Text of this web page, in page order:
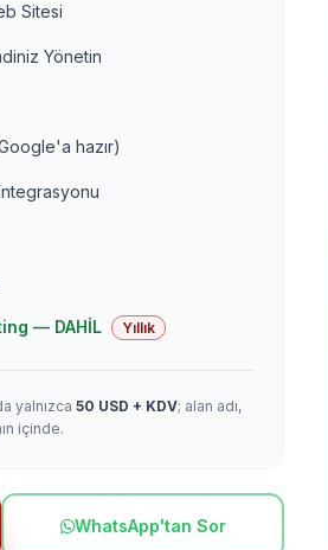
Sitesi
Yönetin
hazır)
— DAHİL Yıllık
yalnızca 50 USD + KDV; alan adı,
içinde.
WhatsApp'tan Sor